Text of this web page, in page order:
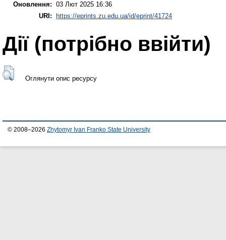
Оновлення: 03 Лют 2025 16:36
URI:
https://eprints.zu.edu.ua/id/eprint/41724
Дії ​​(потрібно ввійти)
Оглянути опис ресурсу
© 2008–2026 Zhytomyr Ivan Franko State University